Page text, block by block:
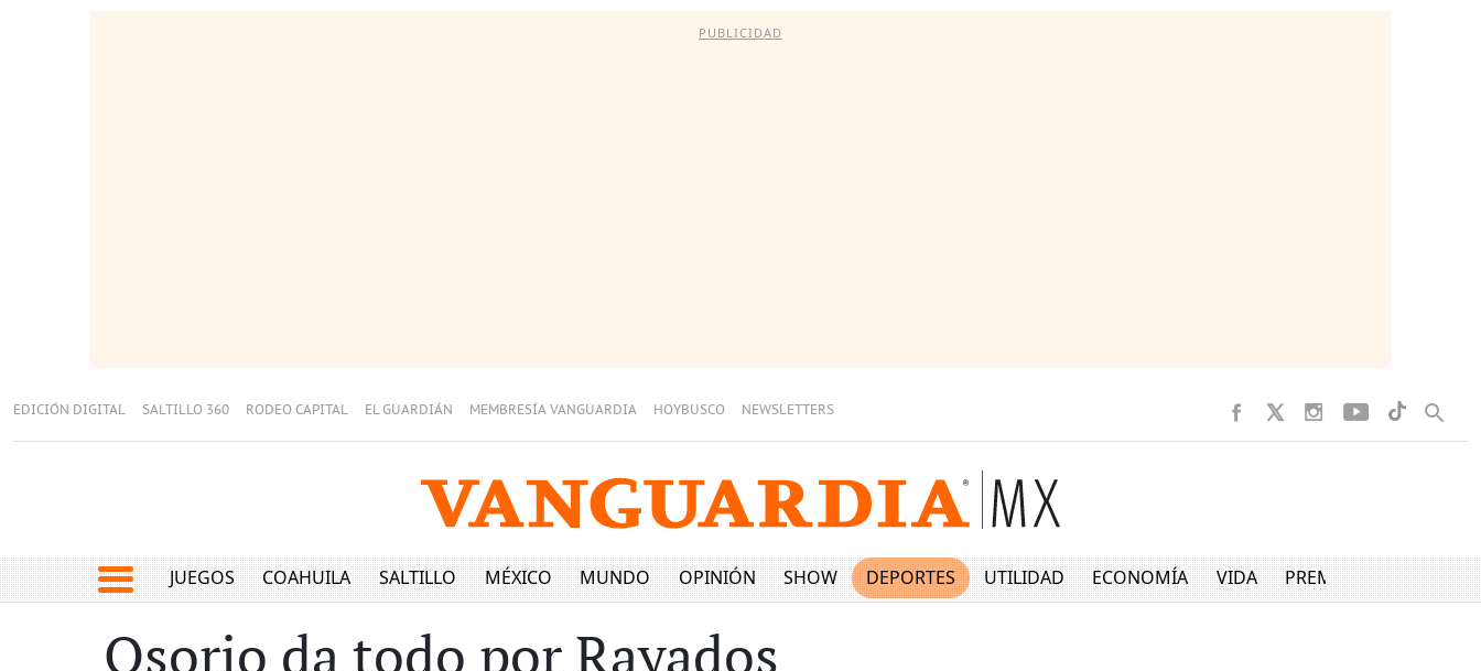
PUBLICIDAD
EDICIÓN DIGITAL SALTILLO 360 RODEO CAPITAL EL GUARDIÁN MEMBRESÍA VANGUARDIA HOYBUSCO NEWSLETTERS
JUEGOS COAHUILA SALTILLO MÉXICO MUNDO OPINIÓN SHOW DEPORTES UTILIDAD ECONOMÍA VIDA PREMIUM